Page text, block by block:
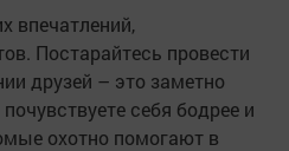
впечатлений,
Постарайтесь провести
друзей – это заметно
себя бодрее и
охотно помогают в